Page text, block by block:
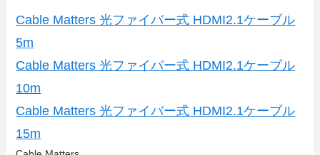
Cable Matters 光ファイバー式 HDMI2.1ケーブル
5m
Cable Matters 光ファイバー式 HDMI2.1ケーブル
10m
Cable Matters 光ファイバー式 HDMI2.1ケーブル
15m